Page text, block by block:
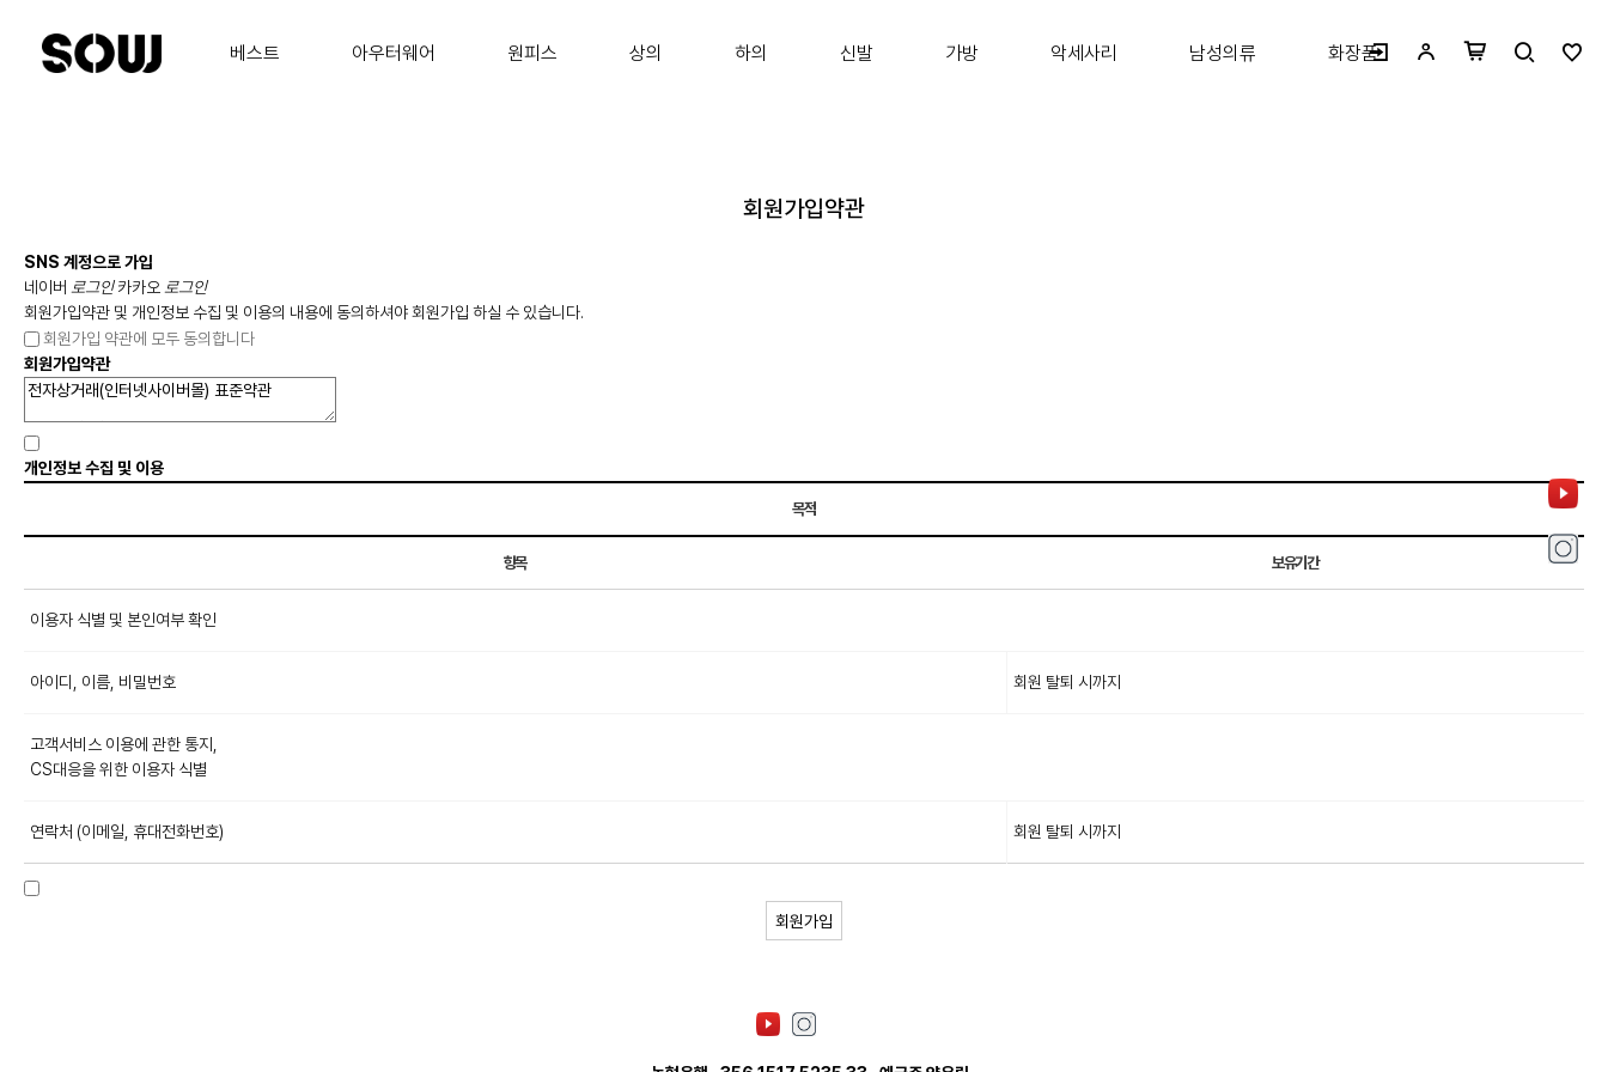
베스트 아우터웨어 원피스 상의 하의 신발 가방 악세사리 남성의류 화장품
회원가입약관
SNS 계정으로 가입
네이버 로그인 카카오 로그인
회원가입약관 및 개인정보 수집 및 이용의 내용에 동의하셔야 회원가입 하실 수 있습니다.
회원가입 약관에 모두 동의합니다
회원가입약관
개인정보 수집 및 이용
목적
항목 보유기간
이용자 식별 및 본인여부 확인
아이디, 이름, 비밀번호 회원 탈퇴 시까지
고객서비스 이용에 관한 통지,
CS대응을 위한 이용자 식별
연락처 (이메일, 휴대전화번호) 회원 탈퇴 시까지
회원가입